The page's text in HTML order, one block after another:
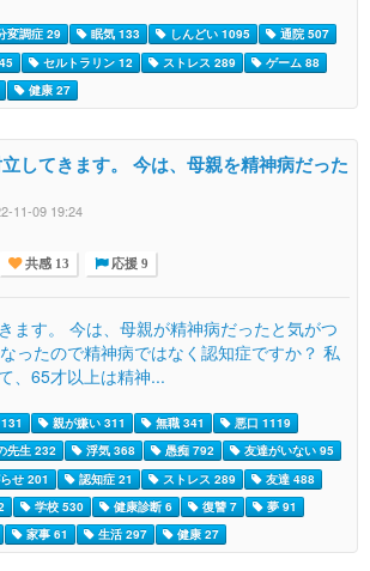
変調症 29 眠気 133 しんどい 1095
通院 507
セルトラリン 12 ストレス 289
ゲーム 88
健康 27
してきます。 今は、母親を精神病だった
11-09 19:24
共感 13 応援 9
ます。 今は、母親が精神病だったと気がつ
ったので精神病ではなく認知症ですか？ 私
、65才以上は精神...
親が嫌い 311 無職 341
悪口 1119
先生 232 浮気 368 愚痴 792
友達がいない 95
せ 201 認知症 21 ストレス 289
友達 488
学校 530 健康診断 6 復讐 7
夢 91
家事 61 生活 297 健康 27